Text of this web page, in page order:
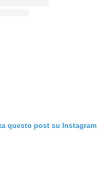
questo post su Instagram